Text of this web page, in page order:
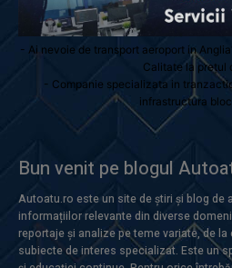
- Ai nevoie de transport aeroport in
Calitate la prețul
- Companie specializata in
infrastructura
Bun venit pe blogul
Autoatu.ro este un site de știri și blog de
informațiilor relevante din diverse
reportaje și analize pe teme variate, de
subiecte de interes specializat. Este un